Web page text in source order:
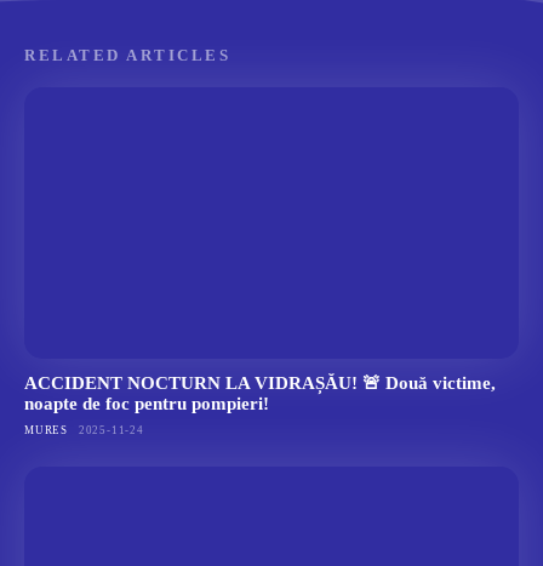
RELATED ARTICLES
ACCIDENT NOCTURN LA VIDRAȘĂU! 🚨 Două victime,
noapte de foc pentru pompieri!
MURES 2025-11-24